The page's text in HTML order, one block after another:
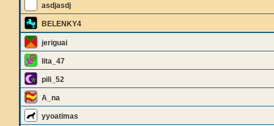
asdjasdj
BELENKY4
jeriguai
lita_47
pili_52
A_na
yyoatimas